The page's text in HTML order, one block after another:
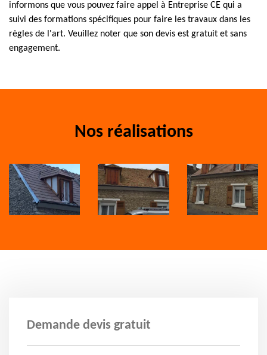
informons que vous pouvez faire appel à Entreprise CE qui a
suivi des formations spécifiques pour faire les travaux dans les
règles de l'art. Veuillez noter que son devis est gratuit et sans
engagement.
Nos réalisations
Demande devis gratuit